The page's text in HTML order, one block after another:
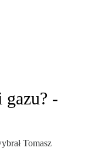
-
Tomasz